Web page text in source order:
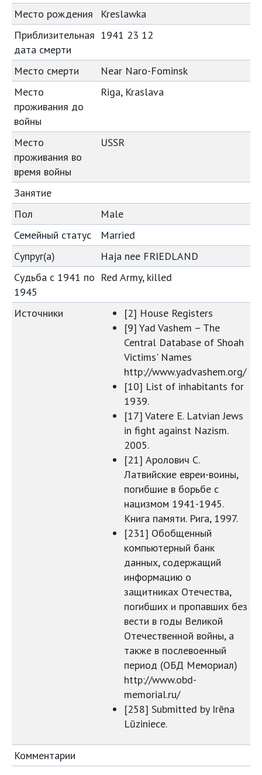
Место рождения
Kreslawka
Приблизительная
дата смерти
1941 23 12
Место смерти
Near Naro-Fominsk
Место
проживания до
войны
Riga, Kraslava
Место
проживания во
время войны
USSR
Занятие
Пол
Male
Семейный статус
Married
Супруг(а)
Haja nee FRIEDLAND
Судьба с 1941 по
1945
Red Army, killed
Источники
[2] House Registers
[9] Yad Vashem – The
Central Database of Shoah
Victims' Names
http://www.yadvashem.org/
[10] List of inhabitants for
1939.
[17] Vatere Е. Latvian Jews
in fight against Nazism.
2005.
[21] Аролович С.
Латвийские евреи-воины,
погибшие в борьбе с
нацизмом 1941-1945.
Книга памяти. Рига, 1997.
[231] Обобщенный
компьютерный банк
данных, содержащий
информацию о
защитниках Отечества,
погибших и пропавших без
вести в годы Великой
Отечественной войны, а
также в послевоенный
период (ОБД Мемориал)
http://www.obd-
memorial.ru/
[258] Submitted by Irēna
Lūziniece.
Комментарии